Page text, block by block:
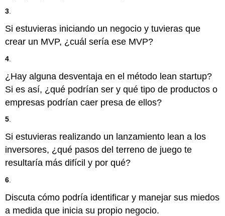
3
Si estuvieras iniciando un negocio y tuvieras que
crear un MVP, ¿cuál sería ese MVP?
4
¿Hay alguna desventaja en el método lean startup?
Si es así, ¿qué podrían ser y qué tipo de productos o
empresas podrían caer presa de ellos?
5.
Si estuvieras realizando un lanzamiento lean a los
inversores, ¿qué pasos del terreno de juego te
resultaría más difícil y por qué?
6
Discuta cómo podría identificar y manejar sus miedos
a medida que inicia su propio negocio.